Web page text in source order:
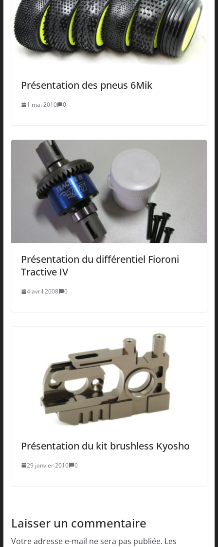
Présentation des pneus 6Mik
1 mai 2010 0
Présentation du différentiel Fioroni
Tractive IV
4 avril 2008 0
Présentation du kit brushless Kyosho
29 janvier 2010 0
Laisser un commentaire
Votre adresse e-mail ne sera pas publiée. Les